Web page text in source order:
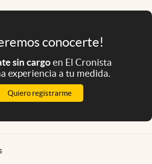
conocerte!
sin cargoen El Cronista
experiencia a tu medida.
Quiero registrarme